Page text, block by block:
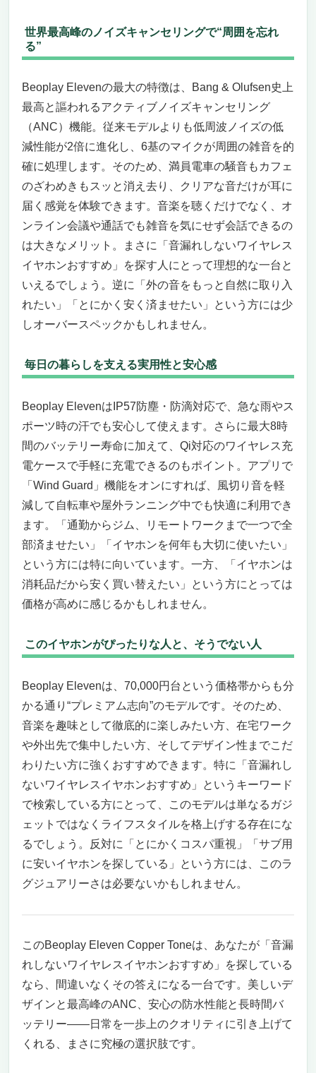
世界最高峰のノイズキャンセリングで“周囲を忘れ
る”
Beoplay Elevenの最大の特徴は、Bang & Olufsen史上
最高と謳われるアクティブノイズキャンセリング
（ANC）機能。従来モデルよりも低周波ノイズの低
減性能が2倍に進化し、6基のマイクが周囲の雑音を的
確に処理します。そのため、満員電車の騒音もカフェ
のざわめきもスッと消え去り、クリアな音だけが耳に
届く感覚を体験できます。音楽を聴くだけでなく、オ
ンライン会議や通話でも雑音を気にせず会話できるの
は大きなメリット。まさに「音漏れしないワイヤレス
イヤホンおすすめ」を探す人にとって理想的な一台と
いえるでしょう。逆に「外の音をもっと自然に取り入
れたい」「とにかく安く済ませたい」という方には少
しオーバースペックかもしれません。
毎日の暮らしを支える実用性と安心感
Beoplay ElevenはIP57防塵・防滴対応で、急な雨やス
ポーツ時の汗でも安心して使えます。さらに最大8時
間のバッテリー寿命に加えて、Qi対応のワイヤレス充
電ケースで手軽に充電できるのもポイント。アプリで
「Wind Guard」機能をオンにすれば、風切り音を軽
減して自転車や屋外ランニング中でも快適に利用でき
ます。「通勤からジム、リモートワークまで一つで全
部済ませたい」「イヤホンを何年も大切に使いたい」
という方には特に向いています。一方、「イヤホンは
消耗品だから安く買い替えたい」という方にとっては
価格が高めに感じるかもしれません。
このイヤホンがぴったりな人と、そうでない人
Beoplay Elevenは、70,000円台という価格帯からも分
かる通り“プレミアム志向”のモデルです。そのため、
音楽を趣味として徹底的に楽しみたい方、在宅ワーク
や外出先で集中したい方、そしてデザイン性までこだ
わりたい方に強くおすすめできます。特に「音漏れし
ないワイヤレスイヤホンおすすめ」というキーワード
で検索している方にとって、このモデルは単なるガジ
ェットではなくライフスタイルを格上げする存在にな
るでしょう。反対に「とにかくコスパ重視」「サブ用
に安いイヤホンを探している」という方には、このラ
グジュアリーさは必要ないかもしれません。
このBeoplay Eleven Copper Toneは、あなたが「音漏
れしないワイヤレスイヤホンおすすめ」を探している
なら、間違いなくその答えになる一台です。美しいデ
ザインと最高峰のANC、安心の防水性能と長時間バ
ッテリー――日常を一歩上のクオリティに引き上げて
くれる、まさに究極の選択肢です。